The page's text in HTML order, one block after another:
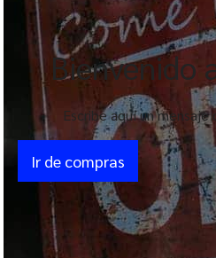
Bienvenido
Escribe aquí un
Ir de compras